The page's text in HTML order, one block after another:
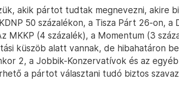
akik pártot tudtak megnevezni, akire
50 százalékon, a Tisza Párt 26-on, a
MKKP (4 százalék), a Momentum (3
küszöb alatt vannak, de hibahatáron
2, a Jobbik-Konzervatívok és az
a pártot választani tudó biztos